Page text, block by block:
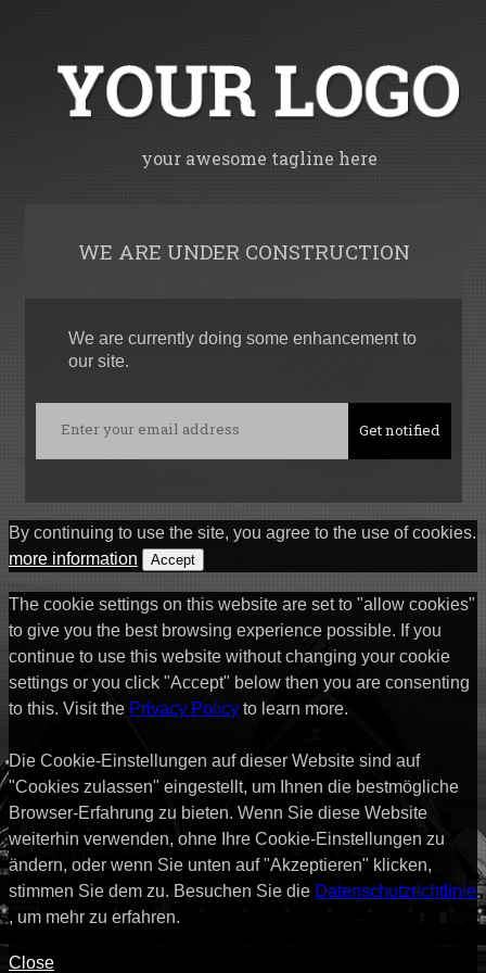
your awesome tagline here
WE ARE UNDER CONSTRUCTION
We are currently doing some enhancement to
our site.
By continuing to use the site, you agree to the use of cookies.
more information
Accept
The cookie settings on this website are set to "allow cookies"
to give you the best browsing experience possible. If you
continue to use this website without changing your cookie
settings or you click "Accept" below then you are consenting
to this. Visit the Privacy Policy to learn more.
Die Cookie-Einstellungen auf dieser Website sind auf
"Cookies zulassen" eingestellt, um Ihnen die bestmögliche
Browser-Erfahrung zu bieten. Wenn Sie diese Website
weiterhin verwenden, ohne Ihre Cookie-Einstellungen zu
ändern, oder wenn Sie unten auf "Akzeptieren" klicken,
stimmen Sie dem zu. Besuchen Sie die Datenschutzrichtlinie
, um mehr zu erfahren.
Close